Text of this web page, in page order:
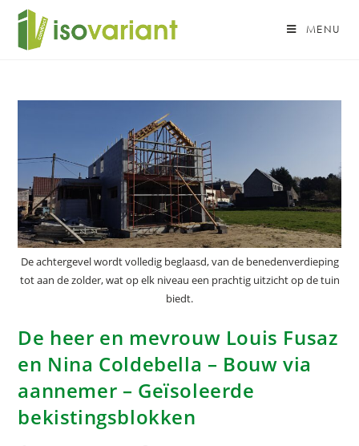
MENU
De achtergevel wordt volledig beglaasd, van de benedenverdieping
tot aan de zolder, wat op elk niveau een prachtig uitzicht op de tuin
biedt.
De heer en mevrouw Louis Fusaz
en Nina Coldebella – Bouw via
aannemer – Geïsoleerde
bekistingsblokken